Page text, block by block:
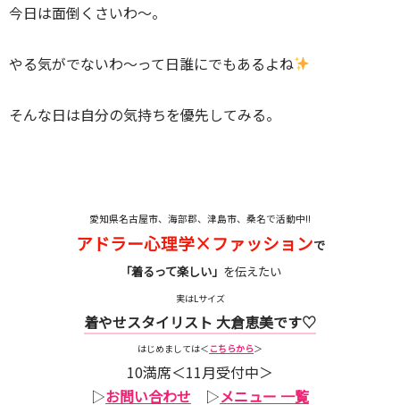
今日は面倒くさいわ～。
やる気がでないわ～って日誰にでもあるよね
そんな日は自分の気持ちを優先してみる。
愛知県名古屋市、海部郡、津島市、桑名で活動中!!
アドラー心理学×ファッションで
「着るって楽しい」 を伝えたい
実はLサイズ
着やせスタイリスト 大倉恵美です♡
はじめましては＜ こちらから＞
10満席＜11月受付中＞
▷お問い合わせ ▷メニュー 一覧